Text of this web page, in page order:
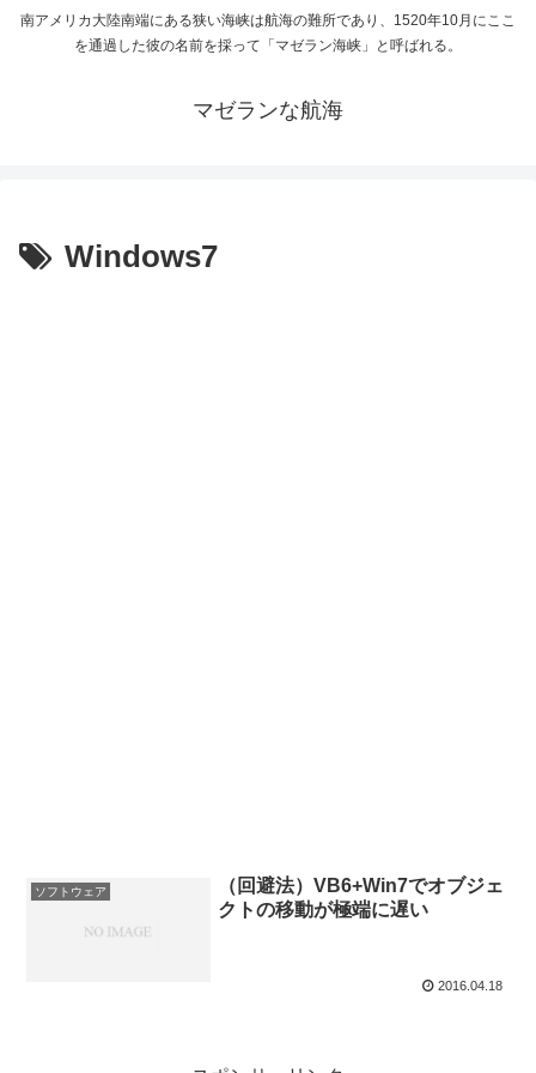
南アメリカ大陸南端にある狭い海峡は航海の難所であり、1520年10月にここ
を通過した彼の名前を採って「マゼラン海峡」と呼ばれる。
マゼランな航海
Windows7
ソフトウェア
（回避法）VB6+Win7でオブジェ
クトの移動が極端に遅い
2016.04.18